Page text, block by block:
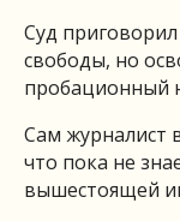
Суд
свободы, но
пробационный
Сам журналист
что пока не
вышестоящей